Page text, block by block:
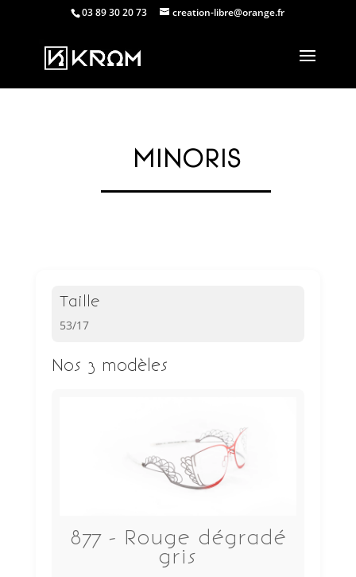
03 89 30 20 73 creation-libre@orange.fr
MINORIS
Taille
53/17
Nos 3 modèles
877 - Rouge dégradé
gris